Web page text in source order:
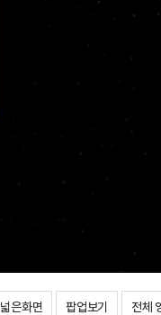
넓은화면 팝업보기 전체